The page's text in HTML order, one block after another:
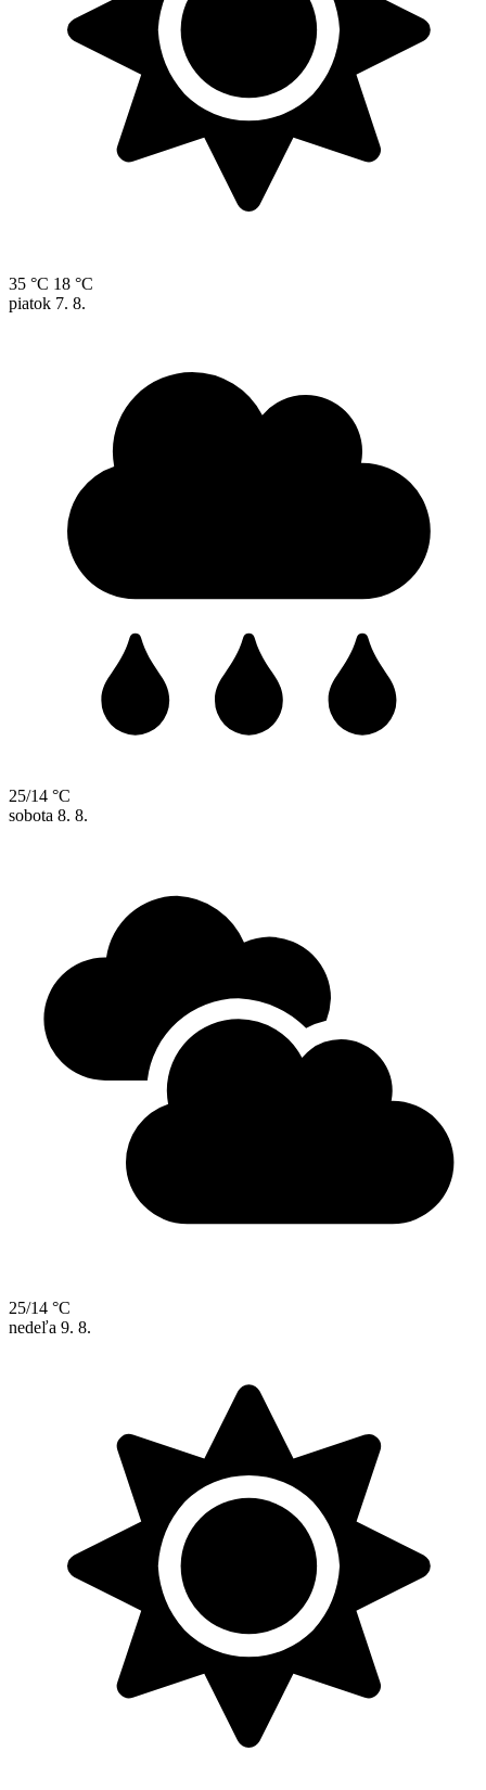
35 °C 18 °C
piatok 7. 8.
25/14 °C
sobota 8. 8.
25/14 °C
nedeľa 9. 8.